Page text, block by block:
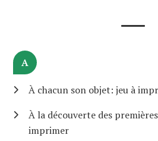
A
À chacun son objet: jeu à
À la découverte des
imprimer